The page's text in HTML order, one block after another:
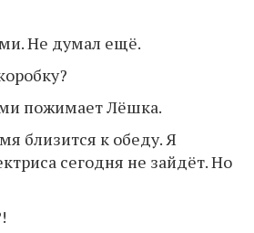
Не думал ещё.
пожимает Лёшка.
близится к обеду. Я
сегодня не зайдёт. Но